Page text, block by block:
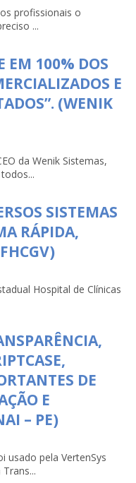
profissionais o
...
EM 100% DOS
E
(WENIK
da Wenik Sistemas,
SISTEMAS
RÁPIDA,
Hospital de Clínicas
DE
E
– PE)
usado pela VertenSys